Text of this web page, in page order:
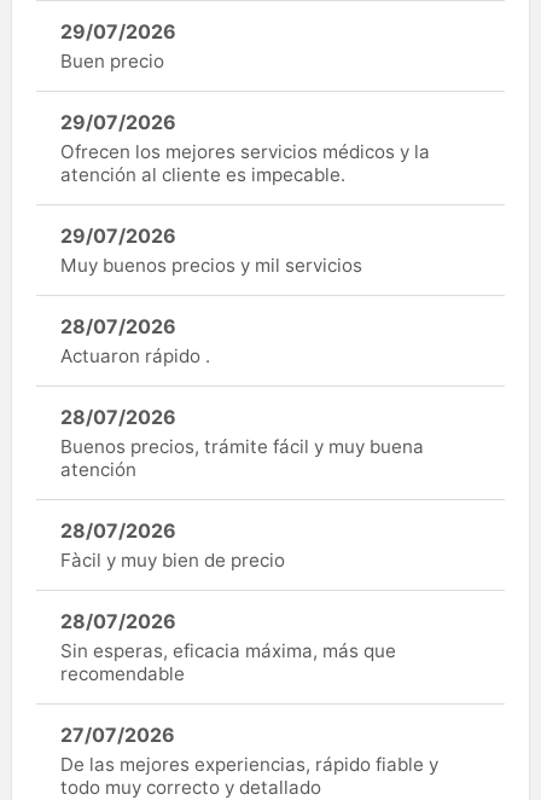
29/07/2026
Buen precio
29/07/2026
Ofrecen los mejores servicios médicos y la
atención al cliente es impecable.
29/07/2026
Muy buenos precios y mil servicios
28/07/2026
Actuaron rápido .
28/07/2026
Buenos precios, trámite fácil y muy buena
atención
28/07/2026
Fàcil y muy bien de precio
28/07/2026
Sin esperas, eficacia máxima, más que
recomendable
27/07/2026
De las mejores experiencias, rápido fiable y
todo muy correcto y detallado